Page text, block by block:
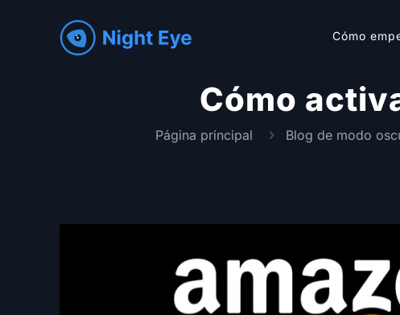
Cómo
Cómo
Página principal Blog de modo